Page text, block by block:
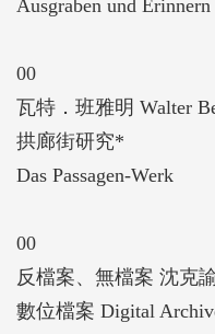
Ausgraben und Erinnern
00
瓦特．班雅明 Walter
拱廊街研究*
Das Passagen-Werk
00
反檔案、無檔案 沈克
數位檔案 Digital